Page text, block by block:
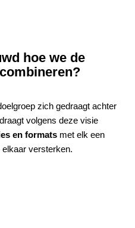
hoe we de
zich gedraagt achter
volgens deze visie
en formatsmet elk een
versterken.